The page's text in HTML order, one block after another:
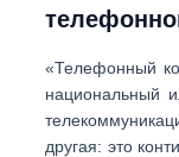
«Телефонный
национальный
другая: это